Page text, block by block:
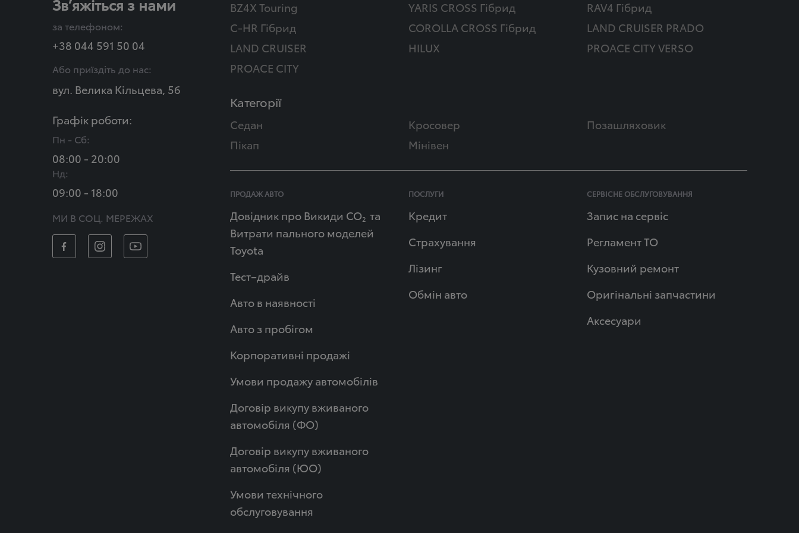
Зв’яжіться з нами
за телефоном:
+38 044 591 50 04
Або приїздіть до нас:
вул. Велика Кільцева, 56
Графік роботи:
Пн - Сб:
08:00 - 20:00
Нд:
09:00 - 18:00
МИ В СОЦ. МЕРЕЖАХ
BZ4X Touring
YARIS CROSS Гібрид
RAV4 Гібрид
C-HR Гібрид
COROLLA CROSS Гібрид
LAND CRUISER PRADO
LAND CRUISER
HILUX
PROACE CITY VERSO
PROACE CITY
Категорії
Седан Кросовер
Позашляховик
Пікап
Мінівен
ПРОДАЖ АВТО
Довідник про Викиди СО2 та
Витрати пального моделей
Toyota
Тест–драйв
Авто в наявності
Авто з пробігом
Корпоративні продажі
Умови продажу автомобілів
Договір викупу вживаного
автомобіля (ФО)
Договір викупу вживаного
автомобіля (ЮО)
Умови технічного
обслуговування
ПОСЛУГИ
Кредит
Страхування
Лізинг
Обмін авто
СЕРВІСНЕ ОБСЛУГОВУВАННЯ
Запис на сервіс
Регламент ТО
Кузовний ремонт
Оригінальні запчастини
Аксесуари